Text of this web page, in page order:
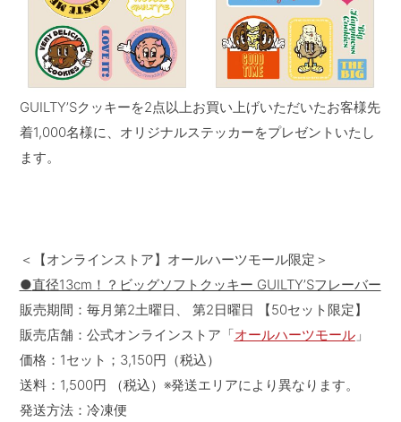
GUILTY’Sクッキーを2点以上お買い上げいただいたお客様先
着1,000名様に、オリジナルステッカーをプレゼントいたし
ます。
＜【オンラインストア】オールハーツモール限定＞
●直径13cm！？ビッグソフトクッキー GUILTY’Sフレーバー
販売期間：毎月第2土曜日、 第2日曜日 【50セット限定】
販売店舗：公式オンラインストア「オールハーツモール」
価格：1セット；3,150円（税込）
送料：1,500円 （税込）※発送エリアにより異なります。
発送方法：冷凍便